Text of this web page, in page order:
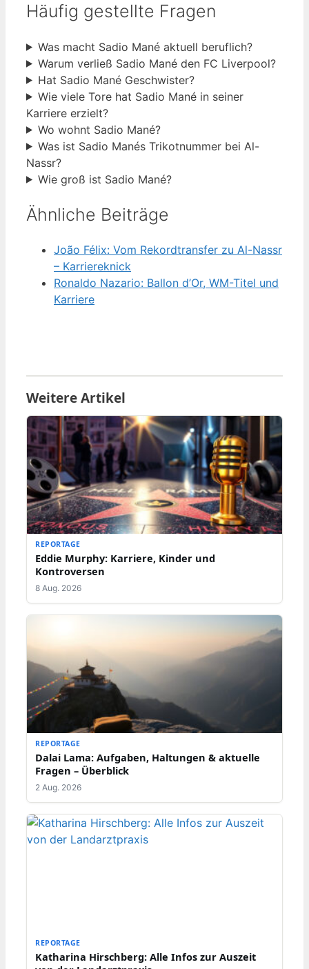
Häufig gestellte Fragen
Was macht Sadio Mané aktuell beruflich?
Warum verließ Sadio Mané den FC Liverpool?
Hat Sadio Mané Geschwister?
Wie viele Tore hat Sadio Mané in seiner
Karriere erzielt?
Wo wohnt Sadio Mané?
Was ist Sadio Manés Trikotnummer bei Al-
Nassr?
Wie groß ist Sadio Mané?
Ähnliche Beiträge
João Félix: Vom Rekordtransfer zu Al-Nassr
– Karriereknick
Ronaldo Nazario: Ballon d’Or, WM-Titel und
Karriere
Weitere Artikel
REPORTAGE
Eddie Murphy: Karriere, Kinder und
Kontroversen
8 Aug. 2026
REPORTAGE
Dalai Lama: Aufgaben, Haltungen & aktuelle
Fragen – Überblick
2 Aug. 2026
REPORTAGE
Katharina Hirschberg: Alle Infos zur Auszeit